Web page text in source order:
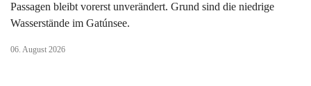
Passagen bleibt vorerst unverändert. Grund sind die niedrige
Wasserstände im Gatúnsee.
06. August 2026